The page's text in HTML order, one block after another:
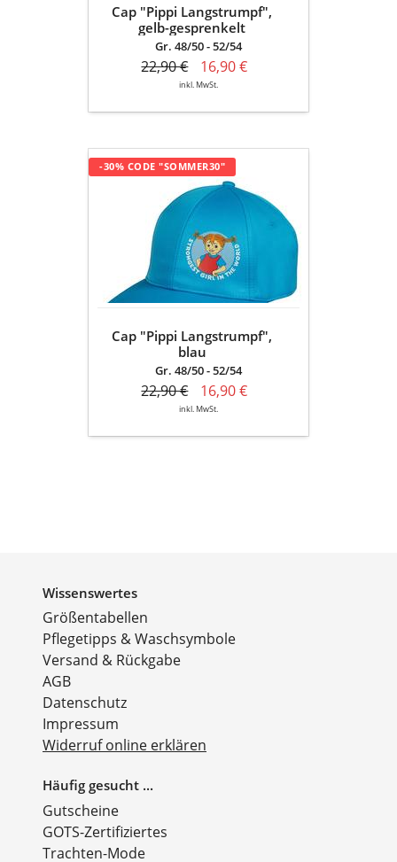
Cap "Pippi Langstrumpf",
gelb-gesprenkelt
Gr. 48/50 - 52/54
22,90 € 16,90 €
inkl. MwSt.
Cap
Langstrumpf",
-30% CODE "SOMMER30"
Cap "Pippi Langstrumpf",
blau
Gr. 48/50 - 52/54
22,90 € 16,90 €
inkl. MwSt.
Wissenswertes
Größentabellen
Pflegetipps & Waschsymbole
Versand & Rückgabe
AGB
Datenschutz
Impressum
Widerruf online erklären
Häufig gesucht ...
Gutscheine
GOTS-Zertifiziertes
Trachten-Mode